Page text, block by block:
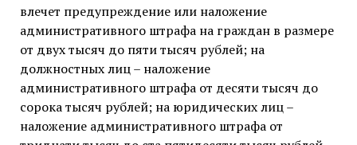
влечет предупреждение или наложение
административного штрафа на граждан в размере
от двух тысяч до пяти тысяч рублей; на
должностных лиц – наложение
административного штрафа от десяти тысяч до
сорока тысяч рублей; на юридических лиц –
наложение административного штрафа от